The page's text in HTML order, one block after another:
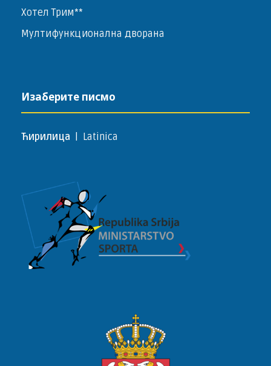
Хотел Трим**
Мултифункционална дворана
Изаберите писмо
Ћирилица Latinica